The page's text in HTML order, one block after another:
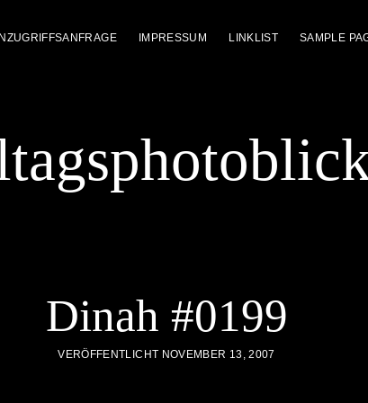
IMPRESSUM LINKLIST SAMPLE
Dinah #0199
VERÖFFENTLICHT NOVEMBER 13, 2007